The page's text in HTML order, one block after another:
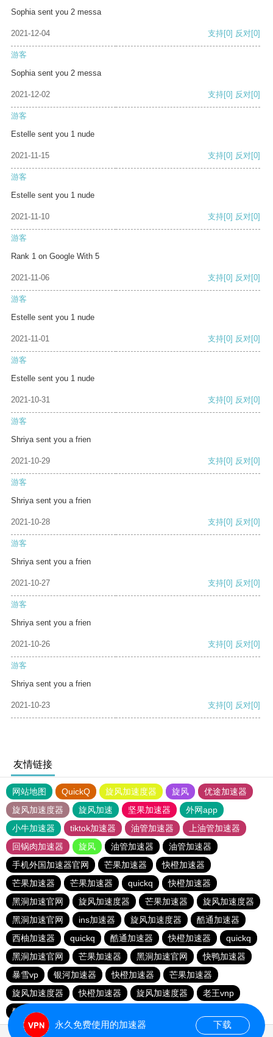
Sophia sent you 2 messa
2021-12-04 支持[0] 反对[0]
游客
Sophia sent you 2 messa
2021-12-02 支持[0] 反对[0]
游客
Estelle sent you 1 nude
2021-11-15 支持[0] 反对[0]
游客
Estelle sent you 1 nude
2021-11-10 支持[0] 反对[0]
游客
Rank 1 on Google With 5
2021-11-06 支持[0] 反对[0]
游客
Estelle sent you 1 nude
2021-11-01 支持[0] 反对[0]
游客
Estelle sent you 1 nude
2021-10-31 支持[0] 反对[0]
游客
Shriya sent you a frien
2021-10-29 支持[0] 反对[0]
游客
Shriya sent you a frien
2021-10-28 支持[0] 反对[0]
游客
Shriya sent you a frien
2021-10-27 支持[0] 反对[0]
游客
Shriya sent you a frien
2021-10-26 支持[0] 反对[0]
游客
Shriya sent you a frien
2021-10-23 支持[0] 反对[0]
友情链接
网站地图 QuickQ 旋风加速度器 旋风
优途加速器
旋风加速度器
旋风加速 坚果加速器
外网app
小牛加速器
tiktok加速器 油管加速器
上油管加速器
回锅肉加速器
旋风 油管加速器
油管加速器
手机外国加速器官网
芒果加速器
快橙加速器
芒果加速器
芒果加速器 quickq
快橙加速器
黑洞加速官网
旋风加速度器 芒果加速器
旋风加速度器
黑洞加速官网
ins加速器 旋风加速度器
酷通加速器
西柚加速器
quickq 酷通加速器 快橙加速器
quickq
黑洞加速官网
芒果加速器 黑洞加速官网
快鸭加速器
暴雪vp
银河加速器 快橙加速器
芒果加速器
旋风加速度器
快橙加速器 旋风加速度器
老王vnp
酷通加速器
永久免费使用的加速器 下载